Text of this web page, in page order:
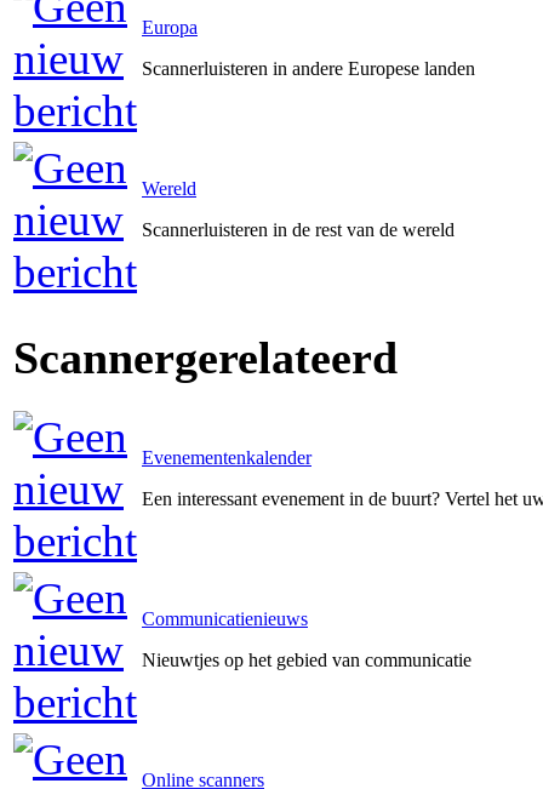
Europa
Scannerluisteren in andere Europese landen
Wereld
Scannerluisteren in de rest van de wereld
Scannergerelateerd
Evenementenkalender
Een interessant evenement in de buurt? Vertel het
Communicatienieuws
Nieuwtjes op het gebied van communicatie
Online scanners